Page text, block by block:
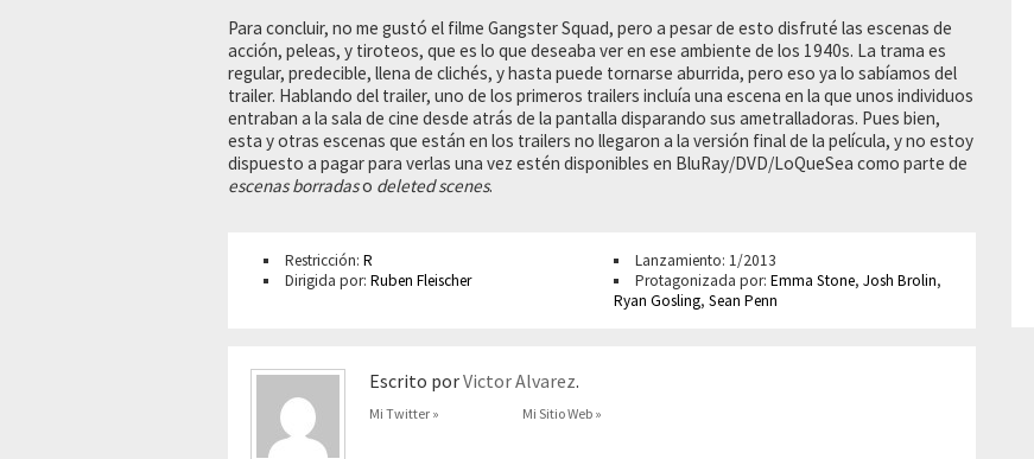
Para concluir, no me gustó el filme Gangster Squad, pero a pesar de esto disfruté las escenas de
acción, peleas, y tiroteos, que es lo que deseaba ver en ese ambiente de los 1940s. La trama es
regular, predecible, llena de clichés, y hasta puede tornarse aburrida, pero eso ya lo sabíamos del
trailer. Hablando del trailer, uno de los primeros trailers incluía una escena en la que unos individuos
entraban a la sala de cine desde atrás de la pantalla disparando sus ametralladoras. Pues bien,
esta y otras escenas que están en los trailers no llegaron a la versión final de la película, y no estoy
dispuesto a pagar para verlas una vez estén disponibles en BluRay/DVD/LoQueSea como parte de
escenas borradaso deleted scenes.
Restricción:R
Lanzamiento: 1/2013
Dirigida por:Ruben Fleischer Protagonizada por:Emma Stone,Josh Brolin,
Ryan Gosling, Sean Penn
Escrito porVictor Alvarez.
Mi Twitter » Mi Sitio Web »